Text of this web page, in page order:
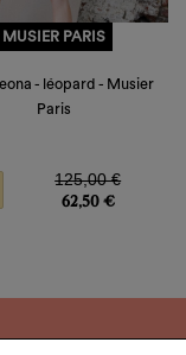
MUSIER PARIS
- léopard - Musier
Paris
Prix de base
125,00 €Prix
62,50 €